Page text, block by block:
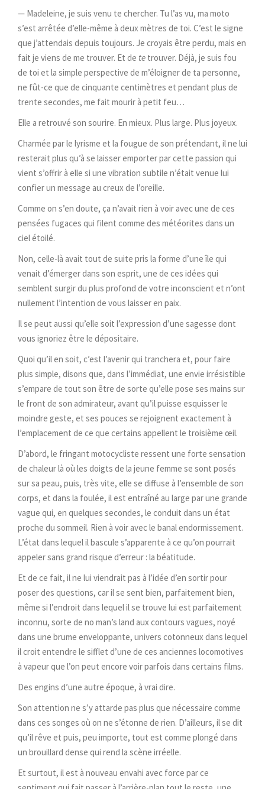
— Madeleine, je suis venu te chercher. Tu l’as vu, ma moto
s’est arrêtée d’elle-même à deux mètres de toi. C’est le signe
que j’attendais depuis toujours. Je croyais être perdu, mais en
fait je viens de me trouver. Et de te trouver. Déjà, je suis fou
de toi et la simple perspective de m’éloigner de ta personne,
ne fût-ce que de cinquante centimètres et pendant plus de
trente secondes, me fait mourir à petit feu…
Elle a retrouvé son sourire. En mieux. Plus large. Plus joyeux.
Charmée par le lyrisme et la fougue de son prétendant, il ne lui
resterait plus qu’à se laisser emporter par cette passion qui
vient s’offrir à elle si une vibration subtile n’était venue lui
confier un message au creux de l’oreille.
Comme on s’en doute, ça n’avait rien à voir avec une de ces
pensées fugaces qui filent comme des météorites dans un
ciel étoilé.
Non, celle-là avait tout de suite pris la forme d’une île qui
venait d’émerger dans son esprit, une de ces idées qui
semblent surgir du plus profond de votre inconscient et n’ont
nullement l’intention de vous laisser en paix.
Il se peut aussi qu’elle soit l’expression d’une sagesse dont
vous ignoriez être le dépositaire.
Quoi qu’il en soit, c’est l’avenir qui tranchera et, pour faire
plus simple, disons que, dans l’immédiat, une envie irrésistible
s’empare de tout son être de sorte qu’elle pose ses mains sur
le front de son admirateur, avant qu’il puisse esquisser le
moindre geste, et ses pouces se rejoignent exactement à
l’emplacement de ce que certains appellent le troisième œil.
D’abord, le fringant motocycliste ressent une forte sensation
de chaleur là où les doigts de la jeune femme se sont posés
sur sa peau, puis, très vite, elle se diffuse à l’ensemble de son
corps, et dans la foulée, il est entraîné au large par une grande
vague qui, en quelques secondes, le conduit dans un état
proche du sommeil. Rien à voir avec le banal endormissement.
L’état dans lequel il bascule s’apparente à ce qu’on pourrait
appeler sans grand risque d’erreur : la béatitude.
Et de ce fait, il ne lui viendrait pas à l’idée d’en sortir pour
poser des questions, car il se sent bien, parfaitement bien,
même si l’endroit dans lequel il se trouve lui est parfaitement
inconnu, sorte de no man’s land aux contours vagues, noyé
dans une brume enveloppante, univers cotonneux dans lequel
il croit entendre le sifflet d’une de ces anciennes locomotives
à vapeur que l’on peut encore voir parfois dans certains films.
Des engins d’une autre époque, à vrai dire.
Son attention ne s’y attarde pas plus que nécessaire comme
dans ces songes où on ne s’étonne de rien. D’ailleurs, il se dit
qu’il rêve et puis, peu importe, tout est comme plongé dans
un brouillard dense qui rend la scène irréelle.
Et surtout, il est à nouveau envahi avec force par ce